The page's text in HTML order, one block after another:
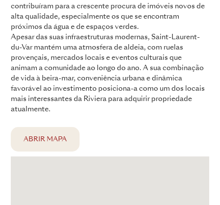
contribuíram para a crescente procura de imóveis novos de
alta qualidade, especialmente os que se encontram
próximos da água e de espaços verdes.
Apesar das suas infraestruturas modernas, Saint-Laurent-
du-Var mantém uma atmosfera de aldeia, com ruelas
provençais, mercados locais e eventos culturais que
animam a comunidade ao longo do ano. A sua combinação
de vida à beira-mar, conveniência urbana e dinâmica
favorável ao investimento posiciona-a como um dos locais
mais interessantes da Riviera para adquirir propriedade
atualmente.
ABRIR MAPA